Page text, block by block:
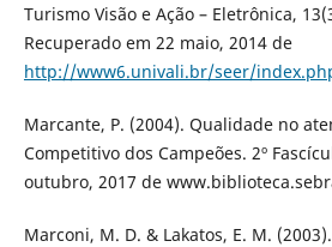
Turismo Visão e Ação – Eletrônica,
Recuperado em 22 maio, 2014 de
http://www6.univali.br/seer/
Marcante, P. (2004). Qualidade no
Competitivo dos Campeões. 2º
outubro, 2017 de
Marconi, M. D. & Lakatos, E. M.